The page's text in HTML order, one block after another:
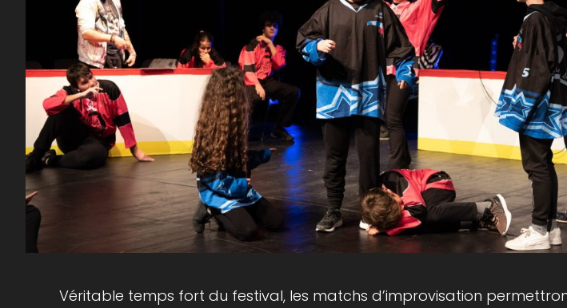
Véritable temps fort du festival, les matchs d’improvisation